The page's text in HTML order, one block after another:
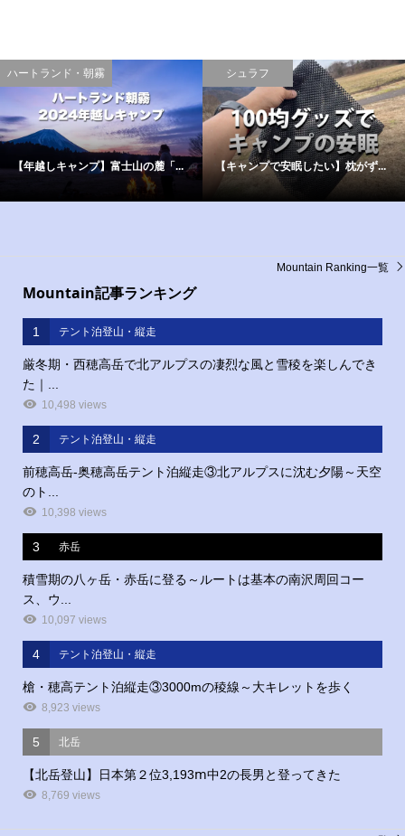
ハートランド・朝霧
【年越しキャンプ】富士山の麓「...
シュラフ
【キャンプで安眠したい】枕がず...
Mountain記事ランキング
1 テント泊登山・縦走
厳冬期・西穂高岳で北アルプスの凄烈な風と雪稜を楽しんでき
た｜...
10,498 views
2 テント泊登山・縦走
前穂高岳‐奥穂高岳テント泊縦走③北アルプスに沈む夕陽～天空
のト...
10,398 views
3 赤岳
積雪期の八ヶ岳・赤岳に登る～ルートは基本の南沢周回コー
ス、ウ...
10,097 views
4 テント泊登山・縦走
槍・穂高テント泊縦走③3000mの稜線～大キレットを歩く
8,923 views
5 北岳
【北岳登山】日本第２位3,193ⅿ中2の長男と登ってきた
8,769 views
Mountain Ranking一覧